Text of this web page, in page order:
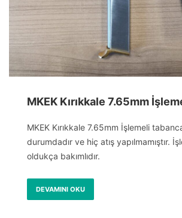
MKEK Kırıkkale 7.65mm
MKEK Kırıkkale 7.65mm İşlemeli
durumdadır ve hiç atış yapılmamıştır.
oldukça bakımlıdır.
DEVAMINI OKU